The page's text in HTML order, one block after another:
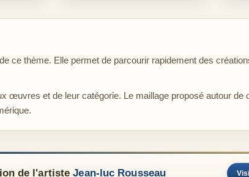
thème. Elle permet de parcourir rapidement des
œuvres et de leur catégorie. Le maillage proposé autour
de l'artisteJean-luc Rousseau